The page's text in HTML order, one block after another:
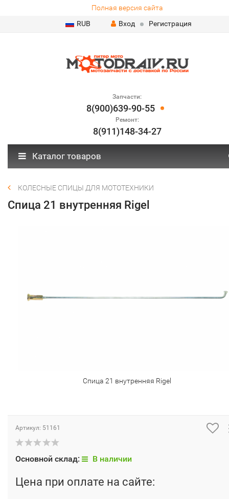
Полная версия сайта
RUB
Вход Регистрация
Запчасти:
8(900)639-90-55
Ремонт:
8(911)148-34-27
Каталог товаров
КОЛЕСНЫЕ СПИЦЫ ДЛЯ МОТОТЕХНИКИ
Спица 21 внутренняя Rigel
Спица 21 внутренняя Rigel
Артикул: 51161
Основной склад: В наличии
Цена при оплате на сайте: